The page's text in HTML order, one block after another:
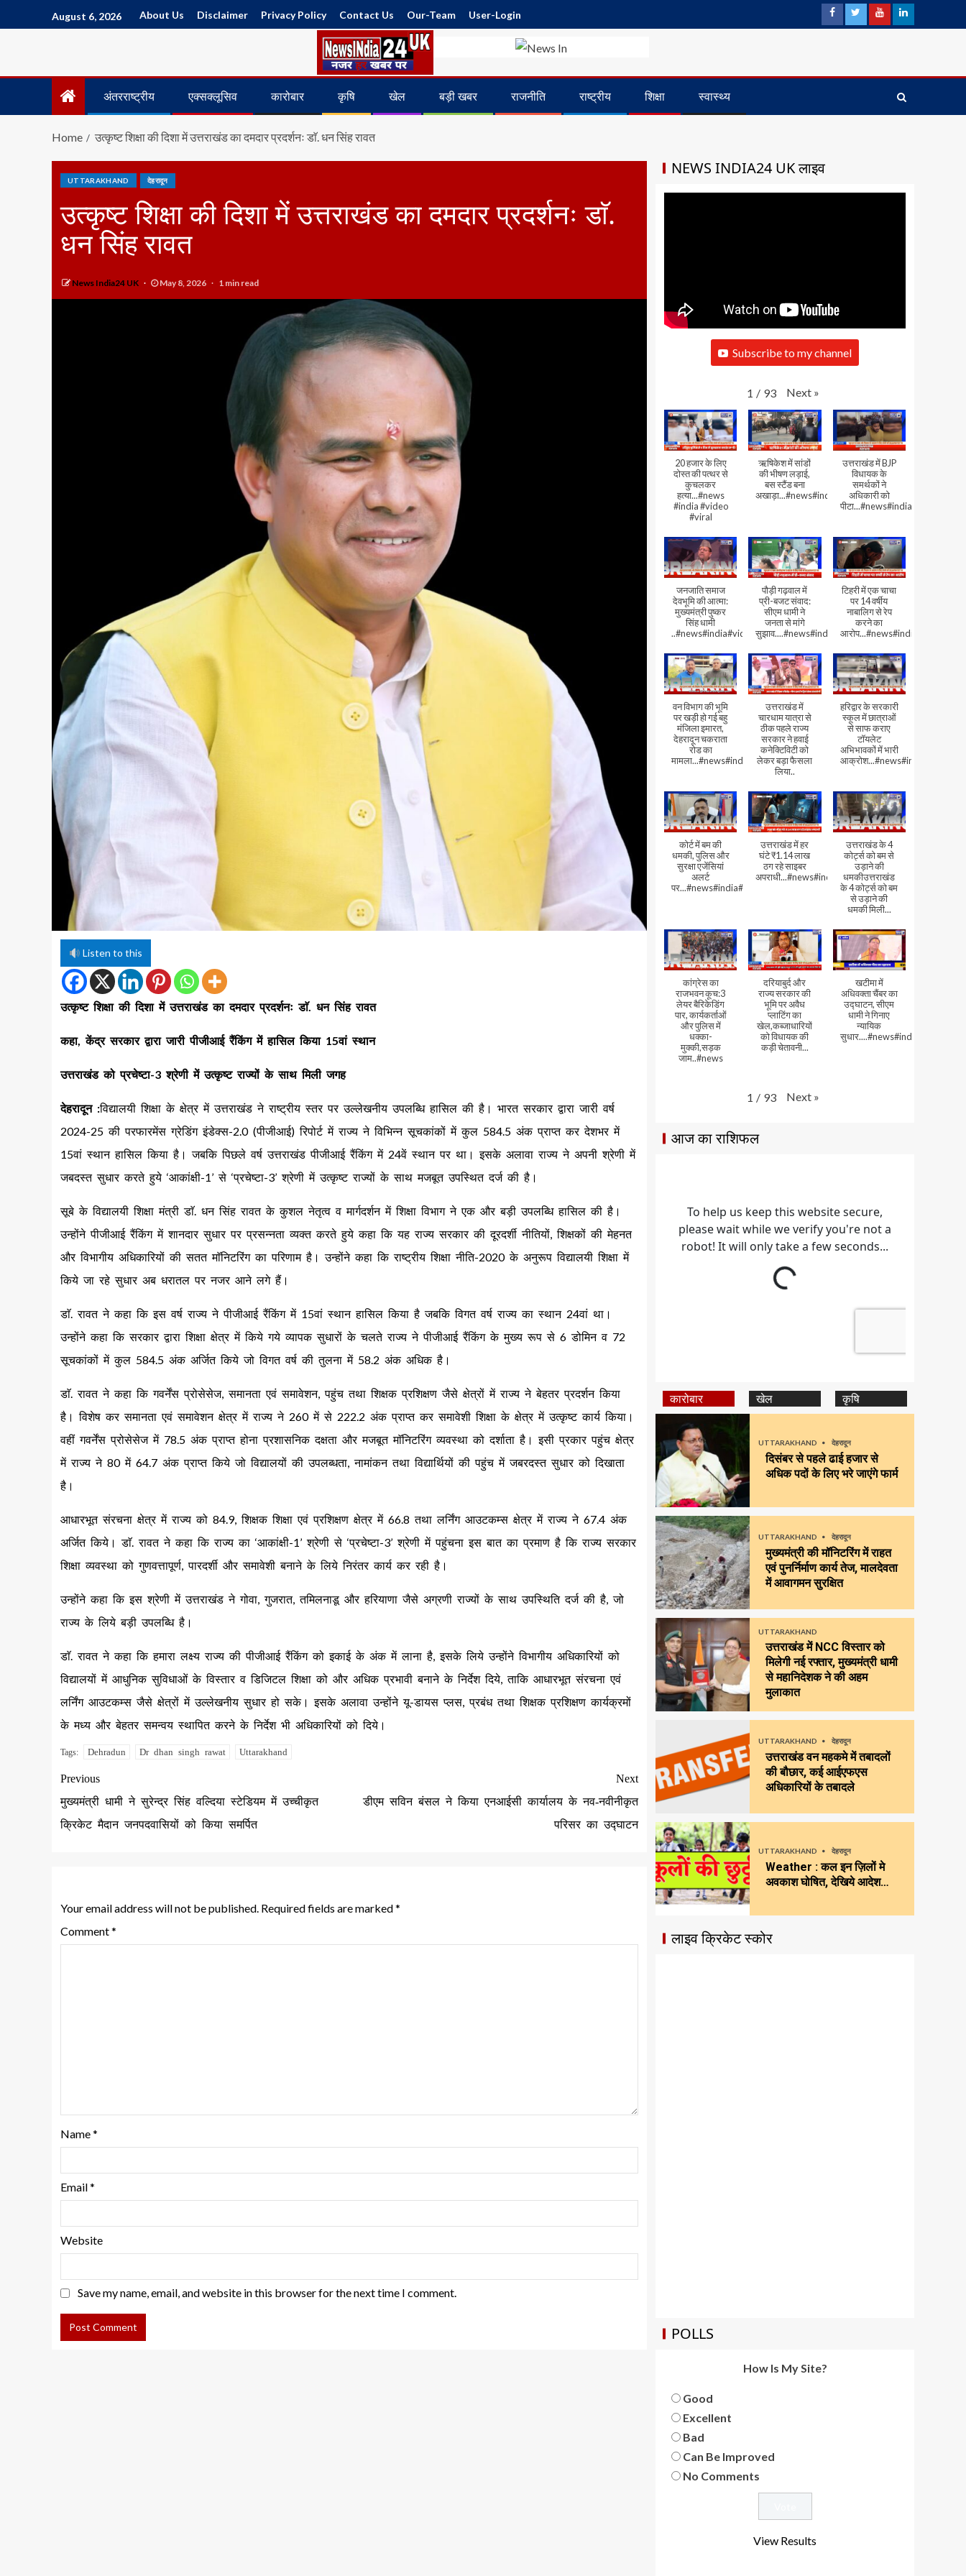
August 6, 2026 About Us Disclaimer Privacy Policy Contact Us Our-Team User-Login
अंतरराष्ट्रीय एक्सक्लूसिव कारोबार कृषि खेल बड़ी खबर राजनीति राष्ट्रीय शिक्षा स्वास्थ्य
Home उत्कृष्ट शिक्षा की दिशा में उत्तराखंड का दमदार प्रदर्शनः डाॅ. धन सिंह रावत
UTTARAKHAND देहरादून
उत्कृष्ट शिक्षा की दिशा में उत्तराखंड का दमदार प्रदर्शनः डाॅ.
धन सिंह रावत
News India24 UK May 8, 2026 1 min read
Listen to this
उत्कृष्ट शिक्षा की दिशा में उत्तराखंड का दमदार प्रदर्शनः डाॅ. धन सिंह रावत
कहा, केंद्र सरकार द्वारा जारी पीजीआई रैंकिंग में हासिल किया 15वां स्थान
उत्तराखंड को प्रचेष्टा-3 श्रेणी में उत्कृष्ट राज्यों के साथ मिली जगह
देहरादून :विद्यालयी शिक्षा के क्षेत्र में उत्तराखंड ने राष्ट्रीय स्तर पर उल्लेखनीय उपलब्धि हासिल की है। भारत सरकार द्वारा जारी वर्ष
2024-25 की परफारमेंस ग्रेडिंग इंडेक्स-2.0 (पीजीआई) रिपोर्ट में राज्य ने विभिन्न सूचकांकों में कुल 584.5 अंक प्राप्त कर देशभर में
15वां स्थान हासिल किया है। जबकि पिछले वर्ष उत्तराखंड पीजीआई रैंकिंग में 24वें स्थान पर था। इसके अलावा राज्य ने अपनी श्रेणी में
जबदस्त सुधार करते हुये ‘आकांक्षी-1’ से ‘प्रचेष्टा-3’ श्रेणी में उत्कृष्ट राज्यों के साथ मजबूत उपस्थित दर्ज की है।
सूबे के विद्यालयी शिक्षा मंत्री डाॅ. धन सिंह रावत के कुशल नेतृत्व व मार्गदर्शन में शिक्षा विभाग ने एक और बड़ी उपलब्धि हासिल की है।
उन्होंने पीजीआई रैंकिंग में शानदार सुधार पर प्रसन्नता व्यक्त करते हुये कहा कि यह राज्य सरकार की दूरदर्शी नीतियों, शिक्षकों की मेहनत
और विभागीय अधिकारियों की सतत माॅनिटरिंग का परिणाम है। उन्होंने कहा कि राष्ट्रीय शिक्षा नीति-2020 के अनुरूप विद्यालयी शिक्षा में
किये जा रहे सुधार अब धरातल पर नजर आने लगे हैं।
डाॅ. रावत ने कहा कि इस वर्ष राज्य ने पीजीआई रैंकिंग में 15वां स्थान हासिल किया है जबकि विगत वर्ष राज्य का स्थान 24वां था।
उन्होंने कहा कि सरकार द्वारा शिक्षा क्षेत्र में किये गये व्यापक सुधारों के चलते राज्य ने पीजीआई रैंकिंग के मुख्य रूप से 6 डोमिन व 72
सूचकांकों में कुल 584.5 अंक अर्जित किये जो विगत वर्ष की तुलना में 58.2 अंक अधिक है।
डाॅ. रावत ने कहा कि गवर्नेंस प्रोसेसेज, समानता एवं समावेशन, पहुंच तथा शिक्षक प्रशिक्षण जैसे क्षेत्रों में राज्य ने बेहतर प्रदर्शन किया
है। विशेष कर समानता एवं समावेशन क्षेत्र में राज्य ने 260 में से 222.2 अंक प्राप्त कर समावेशी शिक्षा के क्षेत्र में उत्कृष्ट कार्य किया।
वहीं गवर्नेंस प्रोसेसेज में 78.5 अंक प्राप्त होना प्रशासनिक दक्षता और मजबूत माॅनिटरिंग व्यवस्था को दर्शाता है। इसी प्रकार पहुंच क्षेत्र
में राज्य ने 80 में 64.7 अंक प्राप्त किये जो विद्यालयों की उपलब्धता, नामांकन तथा विद्यार्थियों की पहुंच में जबरदस्त सुधार को दिखाता
है।
आधारभूत संरचना क्षेत्र में राज्य को 84.9, शिक्षक शिक्षा एवं प्रशिक्षण क्षेत्र में 66.8 तथा लर्निंग आउटकम्स क्षेत्र में राज्य ने 67.4 अंक
अर्जित किये। डाॅ. रावत ने कहा कि राज्य का ‘आकांक्षी-1’ श्रेणी से ‘प्रचेष्टा-3’ श्रेणी में पहुंचना इस बात का प्रमाण है कि राज्य सरकार
शिक्षा व्यवस्था को गुणवत्तापूर्ण, पारदर्शी और समावेशी बनाने के लिये निरंतर कार्य कर रही है।
उन्होंने कहा कि इस श्रेणी में उत्तराखंड ने गोवा, गुजरात, तमिलनाडू और हरियाणा जैसे अग्रणी राज्यों के साथ उपस्थिति दर्ज की है, जो
राज्य के लिये बड़ी उपलब्धि है।
डाॅ. रावत ने कहा कि हमारा लक्ष्य राज्य की पीजीआई रैंकिंग को इकाई के अंक में लाना है, इसके लिये उन्होंने विभागीय अधिकारियों को
विद्यालयों में आधुनिक सुविधाओं के विस्तार व डिजिटल शिक्षा को और अधिक प्रभावी बनाने के निर्देश दिये, ताकि आधारभूत संरचना एवं
लर्निंग आउटकम्स जैसे क्षेत्रों में उल्लेखनीय सुधार हो सके। इसके अलावा उन्होंने यू-डायस प्लस, प्रबंध तथा शिक्षक प्रशिक्षण कार्यक्रमों
के मध्य और बेहतर समन्वय स्थापित करने के निर्देश भी अधिकारियों को दिये।
Tags: Dehradun Dr dhan singh rawat Uttarakhand
Previous
मुख्यमंत्री धामी ने सुरेन्द्र सिंह वल्दिया स्टेडियम में उच्चीकृत
क्रिकेट मैदान जनपदवासियों को किया समर्पित
Next
डीएम सविन बंसल ने किया एनआईसी कार्यालय के नव-नवीनीकृत
परिसर का उद्घाटन
Your email address will not be published. Required fields are marked*
Comment*
Name*
Email*
Website
Save my name, email, and website in this browser for the next time I comment.
NEWS INDIA24 UK लाइव
Subscribe to my channel
1 / 93 Next »
20 हजार के लिए
दोस्त की पत्थर से
कुचलकर
हत्या...#news
#india #video
#viral
ऋषिकेश में सांडों
की भीषण लड़ाई,
बस स्टैंड बना
अखाड़ा...#news#india#video#viral
उत्तराखंड में BJP
विधायक के
समर्थकों ने
अधिकारी को
पीटा...#news#india#video#viral
जनजाति समाज
देवभूमि की आत्मा:
मुख्यमंत्री पुष्कर
सिंह धामी
..#news#india#video#viral
पौड़ी गढ़वाल में
प्री-बजट संवाद:
सीएम धामी ने
जनता से मांगे
सुझाव....#news#india#video#viral
टिहरी में एक चाचा
पर 14 वर्षीय
नाबालिग से रेप
करने का
आरोप...#news#india#video
वन विभाग की भूमि
पर खड़ी हो गई बहु
मंजिला इमारत,
देहरादून चकराता
रोड का
मामला...#news#india#video
उत्तराखंड में
चारधाम यात्रा से
ठीक पहले राज्य
सरकार ने हवाई
कनेक्टिविटी को
लेकर बड़ा फैसला
लिया..
हरिद्वार के सरकारी
स्कूल में छात्राओं
से साफ कराए
टॉयलेट
अभिभावकों में भारी
आक्रोश...#news#india
कोर्ट में बम की
धमकी, पुलिस और
सुरक्षा एजेंसियां
अलर्ट
पर...#news#india#video#viral
उत्तराखंड में हर
घंटे ₹1.14 लाख
ठग रहे साइबर
अपराधी...#news#india#video#viral
उत्तराखंड के 4
कोर्ट्स को बम से
उड़ाने की
धमकीउत्तराखंड
के 4 कोर्ट्स को बम
से उड़ाने की
धमकी मिली...
कांग्रेस का
राजभवन कूच:3
लेयर बैरिकेडिंग
पार, कार्यकर्ताओं
और पुलिस में
धक्का-
मुक्की,सड़क
जाम..#news
दरियाबुर्द और
राज्य सरकार की
भूमि पर अवैध
प्लाटिंग का
खेल,कब्जाधारियों
को विधायक की
कड़ी चेतावनी...
खटीमा में
अधिवक्ता चैंबर का
उद्घाटन, सीएम
धामी ने गिनाए
न्यायिक
सुधार....#news#india#video
1 / 93 Next »
आज का राशिफल
कारोबार खेल कृषि
UTTARAKHAND देहरादून
दिसंबर से पहले ढाई हजार से
अधिक पदों के लिए भरे जाएंगे फार्म
UTTARAKHAND देहरादून
मुख्यमंत्री की मॉनिटरिंग में राहत
एवं पुनर्निर्माण कार्य तेज, मालदेवता
में आवागमन सुरक्षित
UTTARAKHAND
उत्तराखंड में NCC विस्तार को
मिलेगी नई रफ्तार, मुख्यमंत्री धामी
से महानिदेशक ने की अहम
मुलाकात
UTTARAKHAND देहरादून
उत्तराखंड वन महकमे में तबादलों
की बौछार, कई आईएफएस
अधिकारियों के तबादले
UTTARAKHAND देहरादून
Weather : कल इन ज़िलों मे
अवकाश घोषित, देखिये आदेश…
लाइव क्रिकेट स्कोर
POLLS
How Is My Site?
Good
Excellent
Bad
Can Be Improved
No Comments
View Results